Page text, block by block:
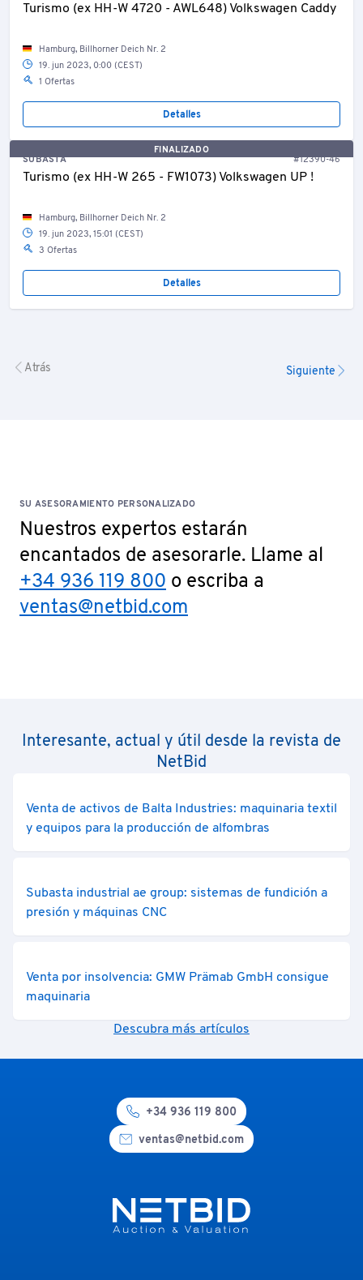
Turismo (ex HH-W 4720 - AWL648) Volkswagen Caddy
Hamburg, Billhorner Deich Nr. 2
19. jun 2023, 0:00 (CEST)
1 Ofertas
Detalles
FINALIZADO
SUBASTA
#12390-46
Turismo (ex HH-W 265 - FW1073) Volkswagen UP !
Hamburg, Billhorner Deich Nr. 2
19. jun 2023, 15:01 (CEST)
3 Ofertas
Detalles
Atrás Siguiente
SU ASESORAMIENTO PERSONALIZADO
Nuestros expertos estarán
encantados de asesorarle. Llame al
+34 936 119 800 o escriba a
ventas@netbid.com
Interesante, actual y útil desde la revista de
NetBid
Venta de activos de Balta Industries: maquinaria textil
y equipos para la producción de alfombras
Subasta industrial ae group: sistemas de fundición a
presión y máquinas CNC
Venta por insolvencia: GMW Prämab GmbH consigue
maquinaria
Descubra más artículos
+34 936 119 800
ventas@netbid.com